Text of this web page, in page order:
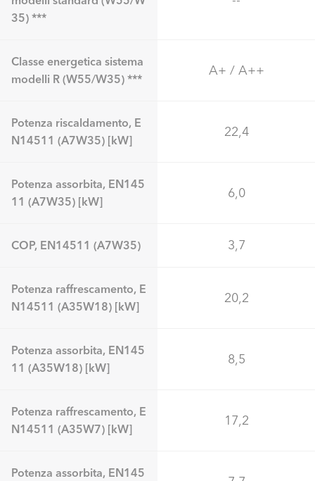
35) ***
Classe energetica sistema
modelli R (W55/W35) ***
A+ / A++
Potenza riscaldamento, E
N14511 (A7W35) [kW]
22,4
Potenza assorbita, EN145
11 (A7W35) [kW]
6,0
COP, EN14511 (A7W35) 3,7
Potenza raffrescamento, E
N14511 (A35W18) [kW]
20,2
Potenza assorbita, EN145
11 (A35W18) [kW]
8,5
Potenza raffrescamento, E
N14511 (A35W7) [kW]
17,2
Potenza assorbita, EN145